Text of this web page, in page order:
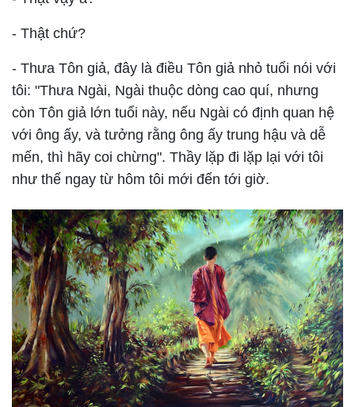
- Thật chứ?
- Thưa Tôn giả, đây là điều Tôn giả nhỏ tuổi nói với
tôi: "Thưa Ngài, Ngài thuộc dòng cao quí, nhưng
còn Tôn giả lớn tuổi này, nếu Ngài có định quan hệ
với ông ấy, và tưởng rằng ông ấy trung hậu và dễ
mến, thì hãy coi chừng". Thầy lặp đi lặp lại với tôi
như thế ngay từ hôm tôi mới đến tới giờ.